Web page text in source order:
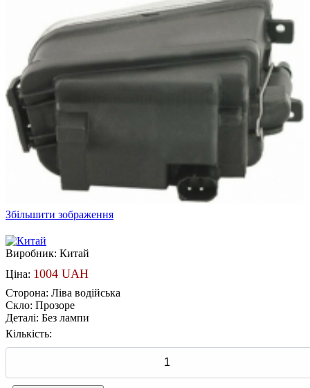
Збільшити зображення
Виробник: Китай
Ціна: 1004 UAH
Сторона: Ліва водійська
Скло: Прозоре
Деталі: Без лампи
Кількість: